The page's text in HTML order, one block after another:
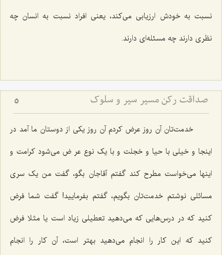
نسبت به خودش ارزیابی می‌کند، یعنی افراد نسبت به انسان چه
نظری دارند چه مسئله‌ای دارند.
صداقت رکن مسیر سیر و سلوک 5
خدمت‌تان آن روز عرض کردم آن روز یکی از دوستان ما آمد در
اینجا و خیلی با حیا و خجلت و با یک نوع عر ض می‌شود کرامت و
اینها می‌خواست مطرح کند گفتم آقاجان بگو، گفت من یک سری
مسائلی نوشتم خدمت‌تان بگویم، گفتم بفرمایید! گفت شما فرض
کنید که در درس‌هایی که می‌دهید تعطیلی زیاد است یا مثلا فرض
کنید که این کار را انجام می‌دهید بهتر است، آن کار را انجام